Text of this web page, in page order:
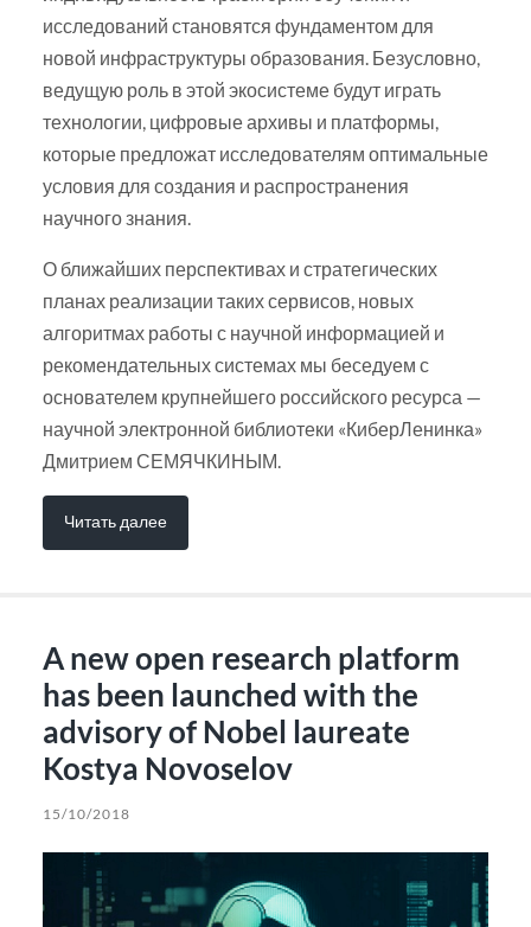
исследований становятся фундаментом для
новой инфраструктуры образования. Безусловно,
ведущую роль в этой экосистеме будут играть
технологии, цифровые архивы и платформы,
которые предложат исследователям оптимальные
условия для создания и распространения
научного знания.
О ближайших перспективах и стратегических
планах реализации таких сервисов, новых
алгоритмах работы с научной информацией и
рекомендательных системах мы беседуем с
основателем крупнейшего российского ресурса —
научной электронной библиотеки «КиберЛенинка»
Дмитрием СЕМЯЧКИНЫМ.
Читать далее
A new open research platform
has been launched with the
advisory of Nobel laureate
Kostya Novoselov
15/10/2018